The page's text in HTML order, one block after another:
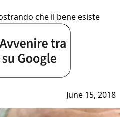
che il bene esiste
June 15, 2018